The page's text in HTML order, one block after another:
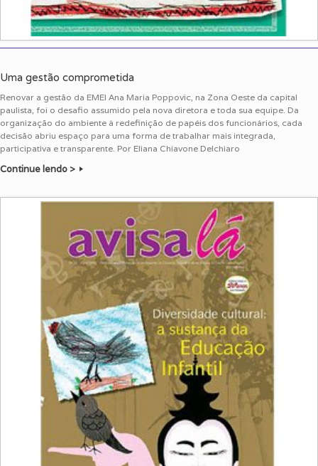
Uma gestão comprometida
Renovar a gestão da EMEI Ana Maria Poppovic, na Zona Oeste da capital
paulista, foi o desafio assumido pela nova diretora e toda sua equipe. Da
organização do ambiente à redefinição de papéis dos funcionários, cada
decisão abriu espaço para uma forma de trabalhar mais integrada,
participativa e transparente. Por Eliana Chiavone Delchiaro
Continue lendo >